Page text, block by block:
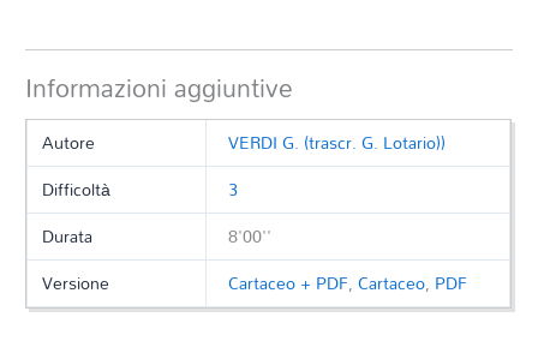
Informazioni aggiuntive
Autore
VERDI G. (trascr. G. Lotario))
Difficoltà
3
Durata
8'00''
Versione
Cartaceo + PDF,Cartaceo, PDF